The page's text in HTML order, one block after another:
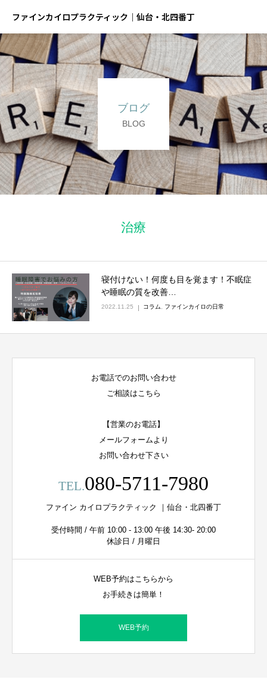
ファインカイロプラクティック｜仙台・北四番丁
ブログ
BLOG
治療
寝付けない！何度も目を覚ます！不眠症
や睡眠の質を改善…
2022.11.25 コラム ファインカイロの日常
お電話でのお問い合わせ
ご相談はこちら
【営業のお電話】
メールフォームより
お問い合わせ下さい
TEL.080-5711-7980
ファイン カイロプラクティック ｜仙台・北四番丁
受付時間 / 午前 10:00 - 13:00 午後 14:30- 20:00
休診日 / 月曜日
WEB予約はこちらから
お手続きは簡単！
WEB予約